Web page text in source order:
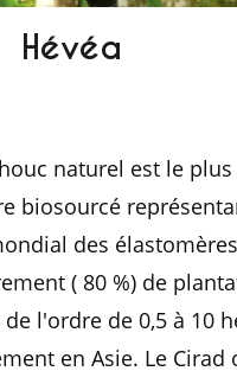
Hévéa
naturel est le
biosourcé
des
( 80 %) de
l'ordre de 0,5 à 10
en Asie. Le Cirad